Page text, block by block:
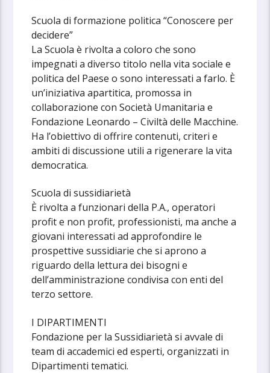
Scuola di formazione politica “Conoscere per
decidere”
La Scuola è rivolta a coloro che sono
impegnati a diverso titolo nella vita sociale e
politica del Paese o sono interessati a farlo. È
un’iniziativa apartitica, promossa in
collaborazione con Società Umanitaria e
Fondazione Leonardo – Civiltà delle Macchine.
Ha l’obiettivo di offrire contenuti, criteri e
ambiti di discussione utili a rigenerare la vita
democratica.
Scuola di sussidiarietà
È rivolta a funzionari della P.A., operatori
profit e non profit, professionisti, ma anche a
giovani interessati ad approfondire le
prospettive sussidiarie che si aprono a
riguardo della lettura dei bisogni e
dell’amministrazione condivisa con enti del
terzo settore.
I DIPARTIMENTI
Fondazione per la Sussidiarietà si avvale di
team di accademici ed esperti, organizzati in
Dipartimenti tematici.